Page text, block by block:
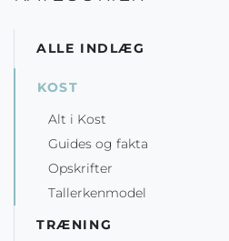
ALLE INDLÆG
KOST
Alt i Kost
Guides og fakta
Opskrifter
Tallerkenmodel
TRÆNING